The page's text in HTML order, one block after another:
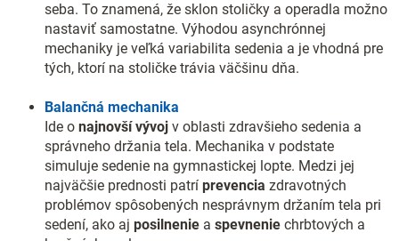
seba. To znamená, že sklon stoličky a operadla možno
nastaviť samostatne. Výhodou asynchrónnej
mechaniky je veľká variabilita sedenia a je vhodná pre
tých, ktorí na stoličke trávia väčšinu dňa.
Balančná mechanika
Ide o najnovší vývoj v oblasti zdravšieho sedenia a
správneho držania tela. Mechanika v podstate
simuluje sedenie na gymnastickej lopte. Medzi jej
najväčšie prednosti patrí prevencia zdravotných
problémov spôsobených nesprávnym držaním tela pri
sedení, ako aj posilnenie a spevnenie chrbtových a